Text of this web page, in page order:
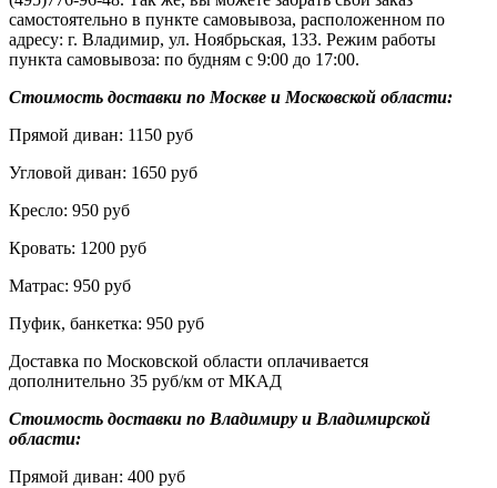
самостоятельно в пункте самовывоза, расположенном по
адресу: г. Владимир, ул. Ноябрьская, 133. Режим работы
пункта самовывоза: по будням с 9:00 до 17:00.
Стоимость доставки по Москве и Московской области:
Прямой диван: 1150 руб
Угловой диван: 1650 руб
Кресло: 950 руб
Кровать: 1200 руб
Матрас: 950 руб
Пуфик, банкетка: 950 руб
Доставка по Московской области оплачивается
дополнительно 35 руб/км от МКАД
Стоимость доставки по Владимиру и Владимирской
области:
Прямой диван: 400 руб